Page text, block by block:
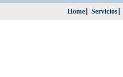
Home Servicios